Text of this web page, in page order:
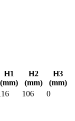
H1
(mm)
H2
(mm)
H3
(mm)
106 0